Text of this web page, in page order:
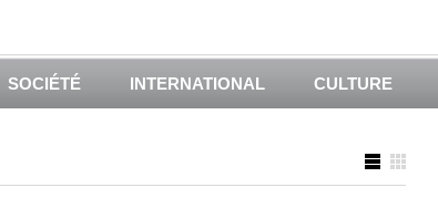
SOCIÉTÉ INTERNATIONAL CULTURE